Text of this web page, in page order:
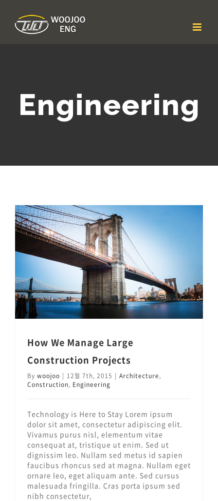
Engineering
How We Manage Large
Construction Projects
By woojoo | 12월 7th, 2015 | Architecture,
Construction, Engineering
Technology is Here to Stay Lorem ipsum
dolor sit amet, consectetur adipiscing elit.
Vivamus purus nisl, elementum vitae
consequat at, tristique ut enim. Sed ut
dignissim leo. Nullam sed metus id sapien
faucibus rhoncus sed at magna. Nullam eget
ornare leo, eget aliquam ante. Sed cursus
malesuada fringilla. Cras porta ipsum sed
nibh consectetur,